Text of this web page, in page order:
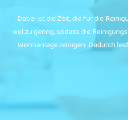
Dabei ist die Zeit, die für die
viel zu gering, sodass die
Wohnanlage reinigen. Dadurch